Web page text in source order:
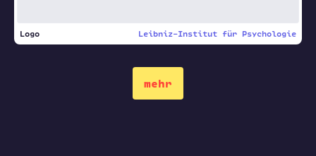
Logo Leibniz-Institut für Psychologie
mehr